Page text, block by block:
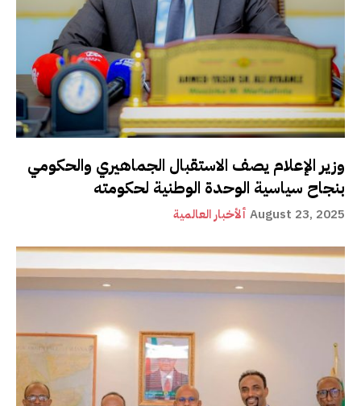
وزير الإعلام يصف الاستقبال الجماهيري والحكومي
بنجاح سياسية الوحدة الوطنية لحكومته
ألأخبار العالمية August 23, 2025